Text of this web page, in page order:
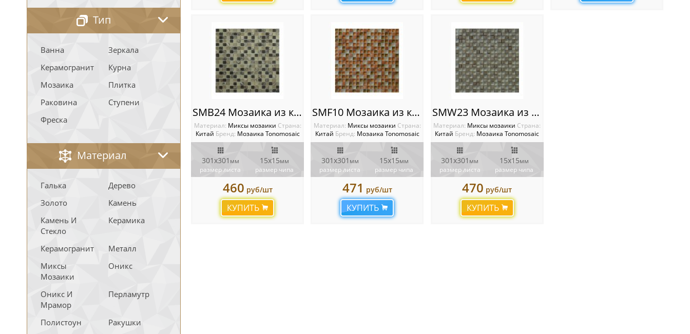
Тип
Ванна
Зеркала
Керамогранит
Курна
Мозаика
Плитка
Раковина
Ступени
Фреска
Материал
Галька
Дерево
Золото
Камень
Камень И
Стекло
Керамика
Керамогранит
Металл
Миксы
Мозаики
Оникс
Оникс И
Мрамор
Перламутр
Полистоун
Ракушки
SMB24 Мозаика из камня и стекла
Материал: Миксы мозаики Cтрана:
Китай Бренд: Мозаика Tonomosaic
301х301 мм
размер листа
15х15мм
размер чипа
460 руб/шт
КУПИТЬ
SMF10 Мозаика из камня и стекла
Материал: Миксы мозаики Cтрана:
Китай Бренд: Мозаика Tonomosaic
301х301 мм
размер листа
15х15мм
размер чипа
471 руб/шт
КУПИТЬ
SMW23 Мозаика из камня и стекла
Материал: Миксы мозаики Cтрана:
Китай Бренд: Мозаика Tonomosaic
301х301 мм
размер листа
15х15мм
размер чипа
470 руб/шт
КУПИТЬ